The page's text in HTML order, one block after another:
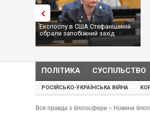
Експослу в США Стефанішиній
обрали запобіжний захід
ПОЛІТИКА СУСПІЛЬСТВО
РОСІЙСЬКО-УКРАЇНСЬКА ВІЙНА
Вся правда з блогосфери » Новини